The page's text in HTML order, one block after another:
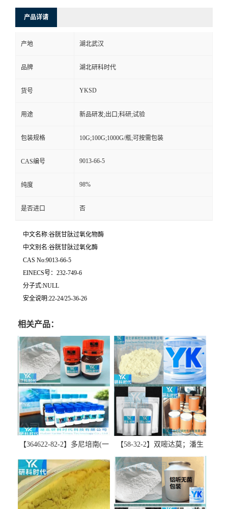
产品详请
产地 湖北武汉
品牌 湖北研科时代
货号 YKSD
用途 新品研发;出口;科研;试验
包装规格 10G;100G;1000G/瓶;可按需包装
CAS编号 9013-66-5
纯度 98%
是否进口 否
中文名称:谷胱甘肽过氧化物酶
中文别名:谷胱甘肽过氧化酶
CAS No:9013-66-5
EINECS号：232-749-6
分子式:NULL
安全说明:22-24/25-36-26
相关产品：
【364622-82-2】多尼培南(一
精品科研试剂-湖北研科时代
科技-“研”无止境;“科”学创
新！支持三方验证；支持定
【58-32-2】双嘧达莫；潘生
丁-精品科研试剂-湖北研科时
代科技-“研”无止境;“科”学创
新！支持三方验证；支持定
制；检测图谱；MSDS等技术